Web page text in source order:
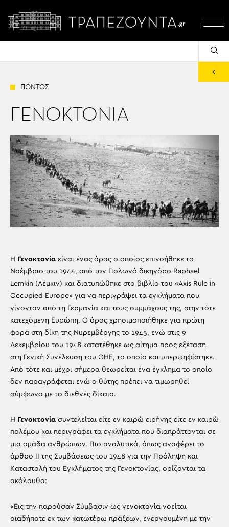
ΠΟΝΤΟΣ
Η Γενοκτονία είναι ένας όρος ο οποίος επινοήθηκε το
Νοέμβριο του 1944, από τον Πολωνό δικηγόρο Raphael
Lemkin (Λέμκιν) και διατυπώθηκε στο βιβλίο του «Axis Rule in
Occupied Europe» για να περιγράψει τα εγκλήματα που
γίνονταν από τη Γερμανία και τους συμμάχους της, στην τότε
κατεχόμενη Ευρώπη. Ο όρος χρησιμοποιήθηκε για πρώτη
φορά στη δίκη της Νυρεμβέργης το 1945, ενώ στις 9
Δεκεμβρίου του 1948 κατατέθηκε ως αίτημα προς εξέταση
στη Γενική Συνέλευση του ΟΗΕ, το οποίο και υπερψηφίστηκε.
Από τότε και μέχρι σήμερα θεωρείται ένα έγκλημα το οποίο
δεν παραγράφεται ενώ ο θύτης πρέπει να τιμωρηθεί
σύμφωνα με το διεθνές δίκαιο.
Η Γενοκτονία συντελείται είτε εν καιρώ ειρήνης είτε εν καιρώ
πολέμου και περιγράφει τα εγκλήματα που διαπράττονται σε
μια ομάδα ανθρώπων. Πιο αναλυτικά, όπως αναφέρει το
άρθρο ΙΙ της Συμβάσεως του 1948 για την Πρόληψη και
Καταστολή του Εγκλήματος της Γενοκτονίας, ορίζονται τα
ακόλουθα:
«Εις την παρούσαν Σύμβασιν ως γενοκτονία νοείται
οιαδήποτε εκ των κατωτέρω πράξεων, ενεργουμένη με την
ΓΕΝΟΚΤΟΝΙΑ